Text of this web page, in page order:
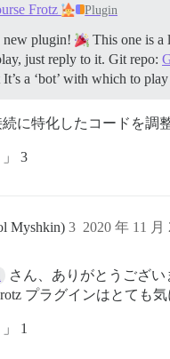
Frotz Plugin
new plugin! This one is a
just reply to it. Git repo:
a ‘bot’ with which to
に特化したコードを調
」 3
Myshkin) 2020 年 11 月
3
さん、ありがとうござ
プラグインはとても気
1